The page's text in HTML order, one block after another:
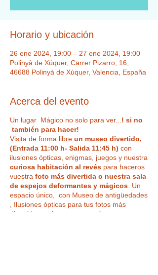
Horario y ubicación
26 ene 2024, 19:00 – 27 ene 2024, 19:00
Polinyà de Xúquer, Carrer Pizarro, 16,
46688 Polinyà de Xúquer, Valencia, España
Acerca del evento
Un lugar Mágico no solo para ver... ! si no
también para hacer!
Visita de forma libre un museo divertido,
(Entrada 11:00 h- Salida 11:45 h) con
ilusiones ópticas, enigmas, juegos y nuestra
curiosa habitación al revés para haceros
vuestra foto más divertida o nuestra sala
de espejos deformantes y mágicos . Un
espacio único, con Museo de antigüedades
, Ilusiones ópticas para tus fotos más
divertidas, enigmas, retos y áreas